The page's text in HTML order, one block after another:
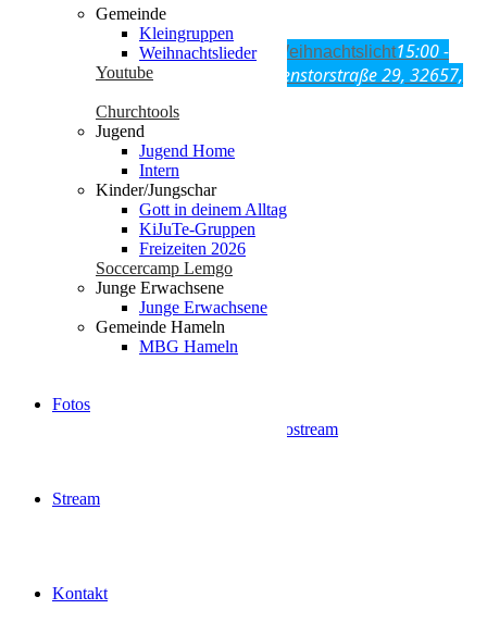
Gemeinde
Kleingruppen
Weihnachtslieder
Youtube
Churchtools
Jugend
Jugend Home
Intern
Kinder/Jungschar
Gott in deinem Alltag
KiJuTe-Gruppen
Freizeiten 2026
Soccercamp Lemgo
Junge Erwachsene
Junge Erwachsene
Gemeinde Hameln
MBG Hameln
Fotos
Stream
Kontakt
15:00 21:00 Lemgoer Weihnachtslicht15:00 -
AHF-Grundschule Lemgo, Regenstorstraße 29, 32657,
Seiten
# test 2024-03-12 eventon
Datenschutz
Die Gute Nachricht
Events
Fotos
Freizeiten 2025
Freizeiten 2026
Gottesdienst | Radio- / Videostream
Jugend Home
Jugend Kalender Test